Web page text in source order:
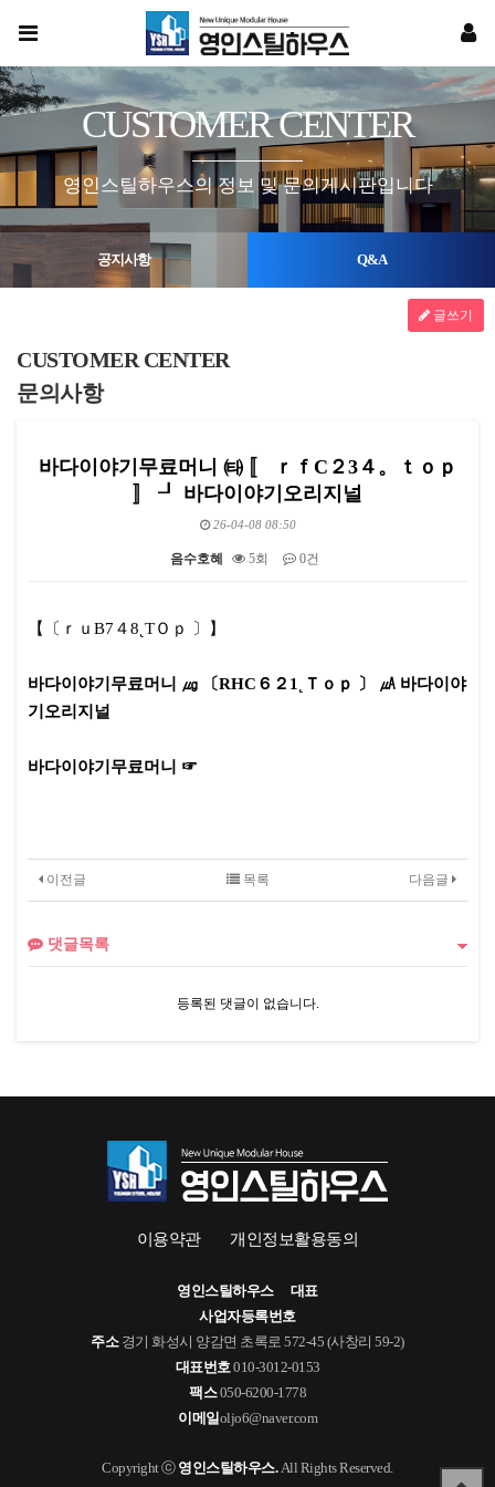
CUSTOMER CENTER
영인스틸하우스의 정보 및 문의게시판입니다
공지사항 Q&A
CUSTOMER CENTER
문의사항
글쓰기
바다이야기무료머니 ㈙ 〚 ｒｆC２3４。ｔｏｐ
〛 ┚ 바다이야기오리지널
26-04-08 08:50
음수호혜 5회 0건
【〔ｒｕB7４8˛TＯｐ 〕】
바다이야기무료머니 ㎍ 〔RHC６２1˛Ｔｏｐ 〕 ㎂ 바다이야
기오리지널
바다이야기무료머니 ☞
이전글 다음글
목록
댓글목록
등록된 댓글이 없습니다.
이용약관 개인정보활용동의
영인스틸하우스
대표
사업자등록번호
주소경기 화성시 양감면 초록로 572-45 (사창리 59-2)
대표번호010-3012-0153
팩스050-6200-1778
이메일oljo6@naver.com
Copyright ⓒ 영인스틸하우스.All Rights Reserved.